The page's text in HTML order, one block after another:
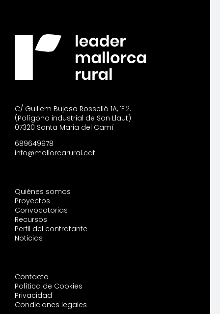
C/ Guillem Bujosa Rosselló 1A, 1º.2.
(Polígono industrial de Son Llaüt)
07320 Santa Maria del Camí
689649978
info@mallorcarural.cat
Quiénes somos
Proyectos
Convocatorias
Recursos
Perfil del contratante
Noticias
Contacta
Política de Cookies
Privacidad
Condiciones legales